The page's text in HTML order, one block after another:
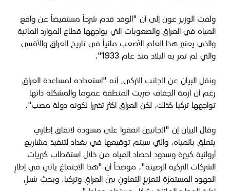
ولفت الوزير عون إلى أن "الوفد قدم شرحاً مستفيضاً عن واقع
المياه في العراق والصعوبات التي يواجهها قطاع الموارد المائية
والذي يعتبر هذا العام الأصعب مائياً في تاريخ العراق والأقسى
والتي لم تمر به البلاد منذ عام 1933".
ونقل البيان عن الجانب التركي، أنه "استعداده لمساعدة العراق
رغم أن أزمة الجفاف ضربت المنطقة عموما والمشكلة ذاتها
تواجهها تركيا كذلك، لكن العراق اكثر تضررا لكونه دولة مصب".
وقال البيان إن "الجانبين اتفقوا على مسودة لاتفاق إطاري
يتعلق بالمياه، والتي سيتم توقيعها في بغداد لتنفيذ مشاريع
أروائية كبيرة وسدود لحصاد المياه من خلال استقطاب كبريات
الشركات التركية الرصينة"، موضحاً أن "هذا الاجتماعُ يأتي في إطارِ
الجهودِ المستمرّةِ لتعزيزِ التعاونِ بينَ العراقِ وتركيا، وبحثِ سُبلِ